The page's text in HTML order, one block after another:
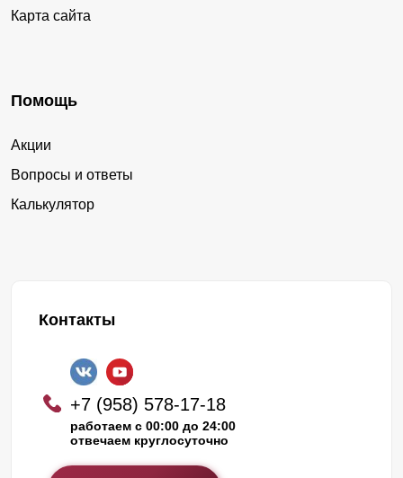
Карта сайта
Помощь
Акции
Вопросы и ответы
Калькулятор
Контакты
+7 (958) 578-17-18
работаем с 00:00 до 24:00
отвечаем круглосуточно